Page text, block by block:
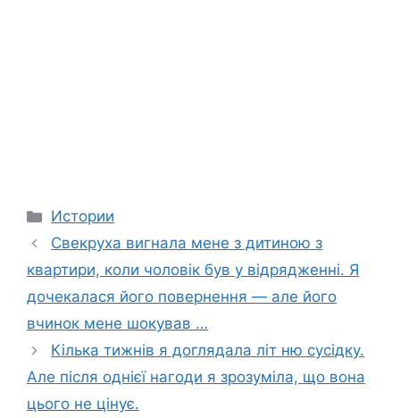
Categories
Истории
Свекруха вигнала мене з дитиною з
квартири, коли чоловік був у відрядженні. Я
дочекалася його повернення — але його
вчинок мене шокyвав …
Кілька тижнів я доглядала літ ню сусідку.
Але після однієї нагоди я зрозуміла, що вона
цього не цінує.